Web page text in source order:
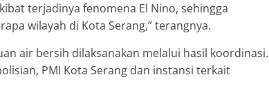
terjadinya fenomena El Nino, sehingga
wilayah di Kota Serang,” terangnya.
air bersih dilaksanakan melalui hasil koordinasi.
PMI Kota Serang dan instansi terkait